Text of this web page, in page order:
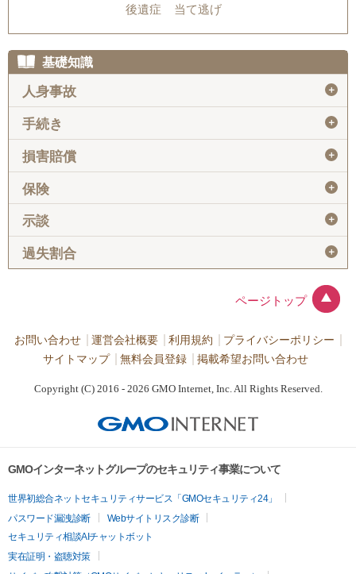
後遺症 当て逃げ
基礎知識
人身事故 ＋
手続き ＋
損害賠償 ＋
保険 ＋
示談 ＋
過失割合 ＋
ページトップ
お問い合わせ 運営会社概要 利用規約
プライバシーポリシー
サイトマップ
無料会員登録 掲載希望お問い合わせ
Copyright (C) 2016 - 2026 GMO Internet, Inc. All Rights Reserved.
GMOインターネットグループのセキュリティ事業について
世界初総合ネットセキュリティサービス「GMOセキュリティ24」
パスワード漏洩診断
Webサイトリスク診断
セキュリティ相談AIチャットボット
実在証明・盗聴対策